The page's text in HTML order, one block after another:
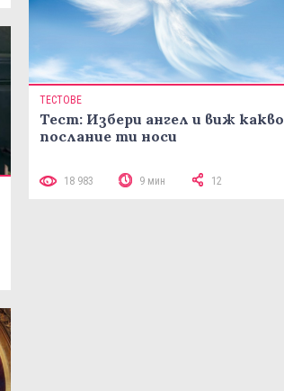
ТЕСТОВЕ
Тест: Избери ангел и виж какво
послание ти носи
18 983 9 мин 12